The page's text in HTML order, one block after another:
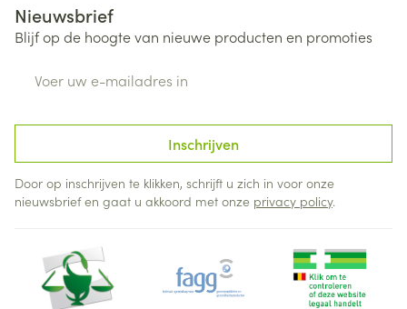
Nieuwsbrief
Blijf op de hoogte van nieuwe producten en promoties
Inschrijven
Door op inschrijven te klikken, schrijft u zich in voor onze
nieuwsbrief en gaat u akkoord met onze privacy policy.